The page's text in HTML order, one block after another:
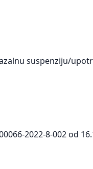
suspenziju/
2022-8-002 od